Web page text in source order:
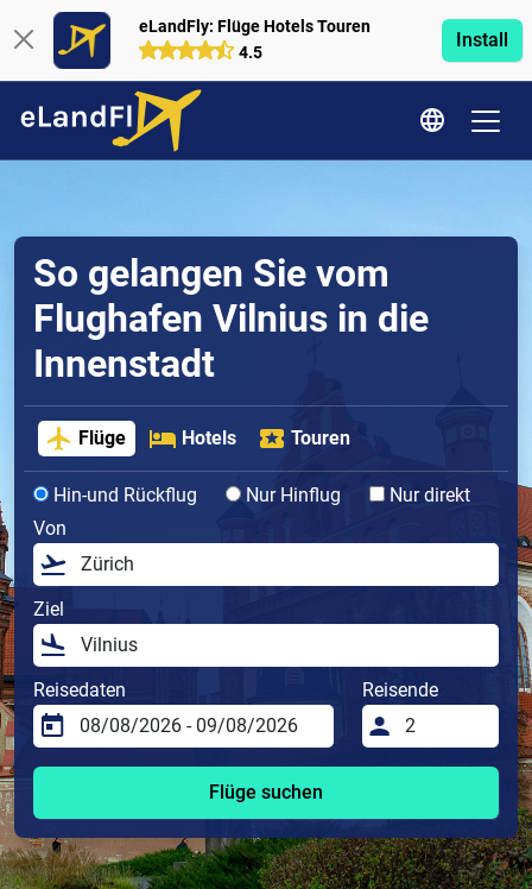
eLandFly: Flüge Hotels Touren
4.5
Install
So gelangen Sie vom
Flughafen Vilnius in die
Innenstadt
Flüge Hotels Touren
Hin-und Rückflug Nur Hinflug
Nur direkt
Von
Ziel
Reisedaten Reisende
Flüge suchen